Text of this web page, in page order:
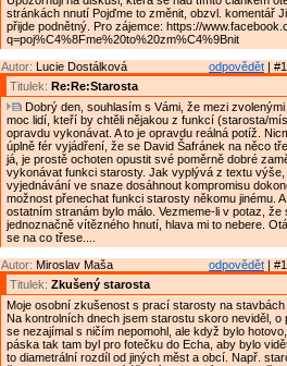
stránkách nnutí Pojďme to změnit, obzvl. komentář
přijde podnětný. Pro zájemce: https://
q=poj%C4%8Fme%20to%20zm%C4%9Bnit
odpovědět |
Autor: Lucie Dostálková
Titulek: Re:Re:Starosta
Dobrý den, souhlasím s Vámi, že mezi
moc lidí, kteří by chtěli nějakou z funkcí (starosta/
opravdu vykonávat. A to je opravdu reálná potíž.
úplně fér vyjádření, že se David Šafránek na něco
já, je prostě ochoten opustit své poměrně dobré
vykonávat funkci starosty. Jak vyplývá z textu
vyjednávání ve snaze dosáhnout kompromisu
možnost přenechat funkci starosty někomu jinému.
ostatním stranám bylo málo. Vezmeme-li v potaz, že
jednoznačně vítězného hnutí, hlava mi to nebere.
se na co třese....
odpovědět |
Autor: Miroslav Maša
Titulek: Zkušený starosta
Moje osobní zkušenost s prací starosty na
Na kontrolních dnech jsem starostu skoro neviděl, o
se nezajímal s ničím nepomohl, ale když bylo
páska tak tam byl pro fotečku do Echa, aby bylo
to diametrální rozdíl od jiných měst a obcí. Např.